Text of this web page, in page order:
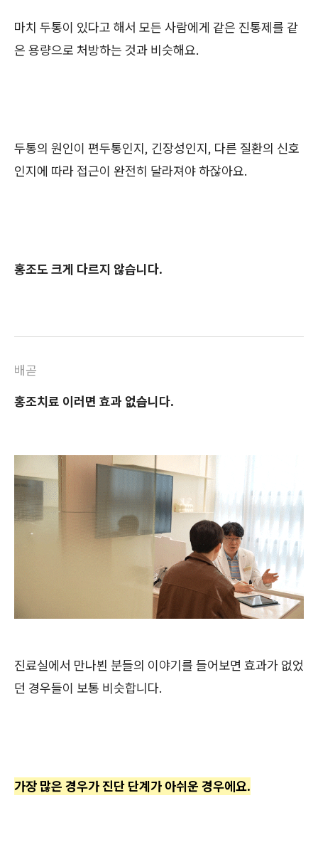
마치 두통이 있다고 해서 모든 사람에게 같은 진통제를 같
은 용량으로 처방하는 것과 비슷해요.
두통의 원인이 편두통인지, 긴장성인지, 다른 질환의 신호
인지에 따라 접근이 완전히 달라져야 하잖아요.
홍조도 크게 다르지 않습니다.
배곧
홍조치료 이러면 효과 없습니다.
진료실에서 만나뵌 분들의 이야기를 들어보면 효과가 없었
던 경우들이 보통 비슷합니다.
가장 많은 경우가 진단 단계가 아쉬운 경우에요.